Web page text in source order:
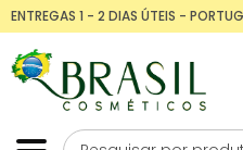
ENTREGAS 1 - 2 DIAS ÚTEIS -